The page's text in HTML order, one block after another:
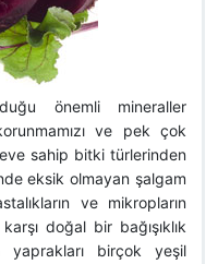
önemli mineraller
ve pek çok
sahip bitki türlerinden
eksik olmayan şalgam
ve mikropların
doğal bir bağışıklık
yaprakları birçok yeşil